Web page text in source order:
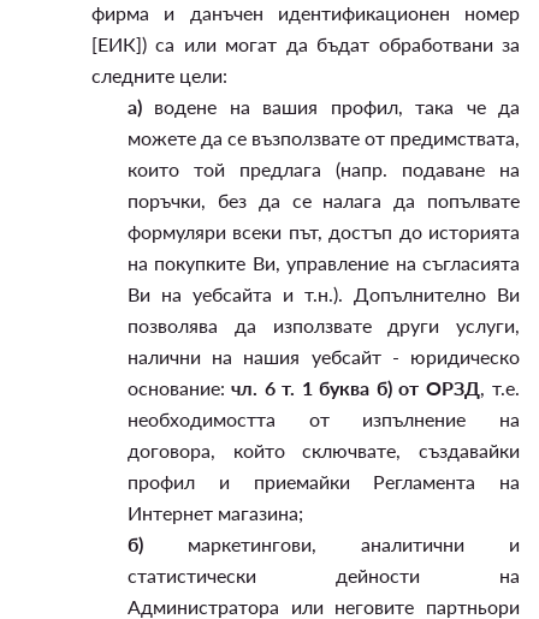
фирма и данъчен идентификационен номер
[ЕИК]) са или могат да бъдат обработвани за
следните цели:
а) водене на вашия профил, така че да
можете да се възползвате от предимствата,
които той предлага (напр. подаване на
поръчки, без да се налага да попълвате
формуляри всеки път, достъп до историята
на покупките Ви, управление на съгласията
Ви на уебсайта и т.н.). Допълнително Ви
позволява да използвате други услуги,
налични на нашия уебсайт - юридическо
основание: чл. 6 т. 1 буква б) от ОРЗД, т.е.
необходимостта от изпълнение на
договора, който сключвате, създавайки
профил и приемайки Регламента на
Интернет магазина;
б) маркетингови, аналитични и
статистически дейности на
Администратора или неговите партньори